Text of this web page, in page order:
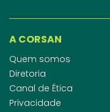
A CORSAN
Quem somos
Diretoria
Canal de Ética
Privacidade